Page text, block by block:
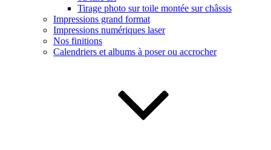
Tirage photo sur toile montée sur châssis
Impressions grand format
Impressions numériques laser
Nos finitions
Calendriers et albums à poser ou accrocher